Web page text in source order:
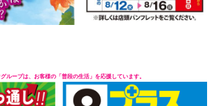
ループは、お客様の「普段の生活」を応援しています。